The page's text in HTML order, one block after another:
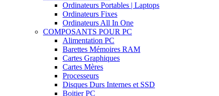
Ordinateurs Portables | Laptops
Ordinateurs Fixes
Ordinateurs All In One
COMPOSANTS POUR PC
Alimentation PC
Barettes Mémoires RAM
Cartes Graphiques
Cartes Mères
Processeurs
Disques Durs Internes et SSD
Boitier PC